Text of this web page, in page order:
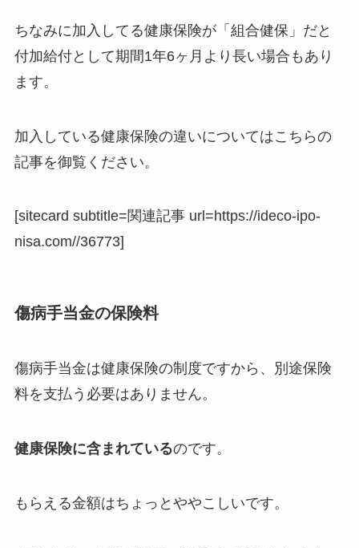
ちなみに加入してる健康保険が「組合健保」だと
付加給付として期間1年6ヶ月より長い場合もあり
ます。
加入している健康保険の違いについてはこちらの
記事を御覧ください。
[sitecard subtitle=関連記事 url=https://ideco-ipo-
nisa.com//36773]
傷病手当金の保険料
傷病手当金は健康保険の制度ですから、別途保険
料を支払う必要はありません。
健康保険に含まれているのです。
もらえる金額はちょっとややこしいです。